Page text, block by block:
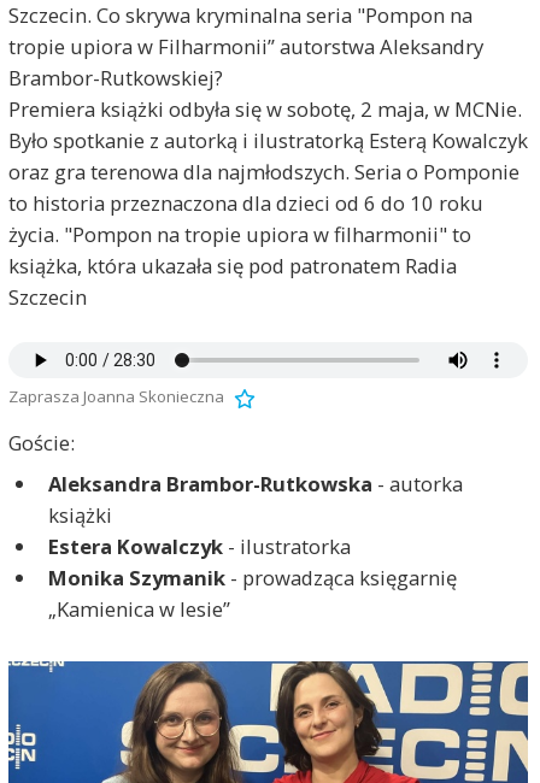
Szczecin. Co skrywa kryminalna seria "Pompon na
tropie upiora w Filharmonii” autorstwa Aleksandry
Brambor-Rutkowskiej?
Premiera książki odbyła się w sobotę, 2 maja, w MCNie.
Było spotkanie z autorką i ilustratorką Esterą Kowalczyk
oraz gra terenowa dla najmłodszych. Seria o Pomponie
to historia przeznaczona dla dzieci od 6 do 10 roku
życia. "Pompon na tropie upiora w filharmonii" to
książka, która ukazała się pod patronatem Radia
Szczecin
Zaprasza Joanna Skonieczna
Goście:
Aleksandra Brambor-Rutkowska - autorka
książki
Estera Kowalczyk- ilustratorka
Monika Szymanik- prowadząca księgarnię
„Kamienica w lesie”